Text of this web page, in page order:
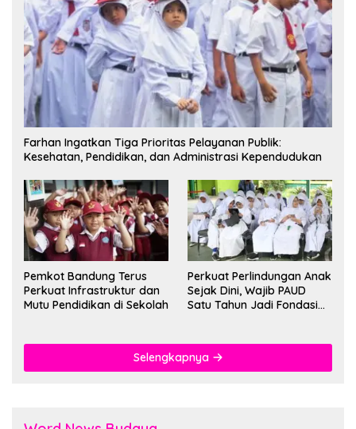
Farhan Ingatkan Tiga Prioritas Pelayanan Publik:
Kesehatan, Pendidikan, dan Administrasi Kependudukan
Pemkot Bandung Terus
Perkuat Infrastruktur dan
Mutu Pendidikan di Sekolah
Perkuat Perlindungan Anak
Sejak Dini, Wajib PAUD
Satu Tahun Jadi Fondasi
Selengkapnya